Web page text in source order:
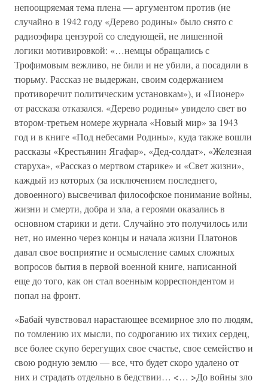
непоощряемая тема плена — аргументом против (не
случайно в 1942 году «Дерево родины» было снято с
радиоэфира цензурой со следующей, не лишенной
логики мотивировкой: «…немцы обращались с
Трофимовым вежливо, не били и не убили, а посадили в
тюрьму. Рассказ не выдержан, своим содержанием
противоречит политическим установкам»), и «Пионер»
от рассказа отказался. «Дерево родины» увидело свет во
втором-третьем номере журнала «Новый мир» за 1943
год и в книге «Под небесами Родины», куда также вошли
рассказы «Крестьянин Ягафар», «Дед-солдат», «Железная
старуха», «Рассказ о мертвом старике» и «Свет жизни»,
каждый из которых (за исключением последнего,
довоенного) высвечивал философское понимание войны,
жизни и смерти, добра и зла, а героями оказались в
основном старики и дети. Случайно это получилось или
нет, но именно через концы и начала жизни Платонов
давал свое восприятие и осмысление самых сложных
вопросов бытия в первой военной книге, написанной
еще до того, как он стал военным корреспондентом и
попал на фронт.
«Бабай чувствовал нарастающее всемирное зло по людям,
по томлению их мысли, по содроганию их тихих сердец,
все более скупо берегущих свое счастье, свое семейство и
свою родную землю — все, что будет скоро удалено от
них и страдать отдельно в бедствии… <… >До войны зло